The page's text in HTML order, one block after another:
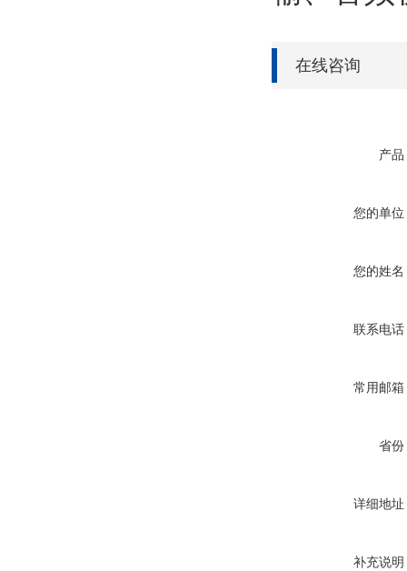
在线咨询
产品
您的单位
您的姓名
联系电话
常用邮箱
省份
详细地址
补充说明